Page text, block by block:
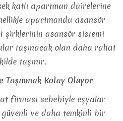
katlı apartman dairelerine
apartmanda asansör
şirklerinin asansör sistemi
taşınacak olan daha rahat
taşınır.
Kolay Oluyor
firması sebebiyle eşyalar
güvenli ve daha temkinli bir